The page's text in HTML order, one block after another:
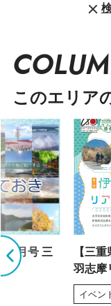
このエリア
9月号 三
【三
羽志摩
イベン